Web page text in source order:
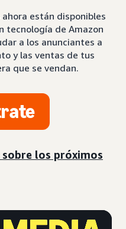
están disponibles
tecnología de Amazon
a los anunciantes a
y las ventas de tus
que se vendan.
los próximos